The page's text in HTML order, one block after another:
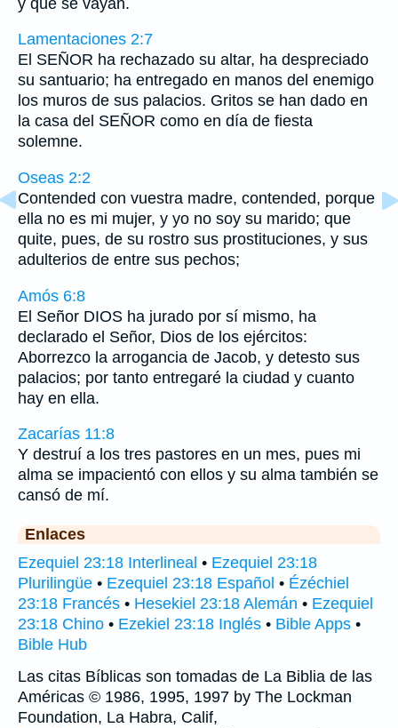
Lamentaciones 2:7
El SEÑOR ha rechazado su altar, ha despreciado
su santuario; ha entregado en manos del enemigo
los muros de sus palacios. Gritos se han dado en
la casa del SEÑOR como en día de fiesta
solemne.
Oseas 2:2
Contended con vuestra madre, contended, porque
ella no es mi mujer, y yo no soy su marido; que
quite, pues, de su rostro sus prostituciones, y sus
adulterios de entre sus pechos;
Amós 6:8
El Señor DIOS ha jurado por sí mismo, ha
declarado el Señor, Dios de los ejércitos:
Aborrezco la arrogancia de Jacob, y detesto sus
palacios; por tanto entregaré la ciudad y cuanto
hay en ella.
Zacarías 11:8
Y destruí a los tres pastores en un mes, pues mi
alma se impacientó con ellos y su alma también se
cansó de mí.
Enlaces
Ezequiel 23:18 Interlineal • Ezequiel 23:18
Plurilingüe • Ezequiel 23:18 Español • Ézéchiel
23:18 Francés • Hesekiel 23:18 Alemán • Ezequiel
23:18 Chino • Ezekiel 23:18 Inglés • Bible Apps •
Bible Hub
Las citas Bíblicas son tomadas de La Biblia de las
Américas © 1986, 1995, 1997 by The Lockman
Foundation, La Habra, Calif,